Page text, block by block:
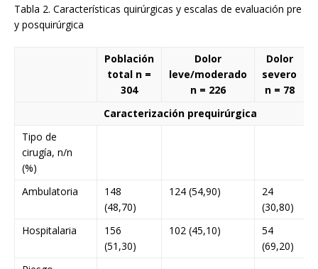
Tabla 2. Características quirúrgicas y escalas de evaluación pre
y posquirúrgica
Población
total n =
304
Dolor
leve/moderado
n = 226
Dolor
severo
n = 78
Caracterización prequirúrgica
Tipo de
cirugía, n/n
(%)
Ambulatoria
148
(48,70)
124 (54,90)
24
(30,80)
Hospitalaria
156
(51,30)
102 (45,10)
54
(69,20)